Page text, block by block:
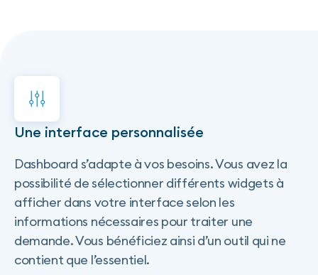
Une interface personnalisée
Dashboard s’adapte à vos besoins. Vous avez la
possibilité de sélectionner différents widgets à
afficher dans votre interface selon les
informations nécessaires pour traiter une
demande. Vous bénéficiez ainsi d’un outil qui ne
contient que l’essentiel.